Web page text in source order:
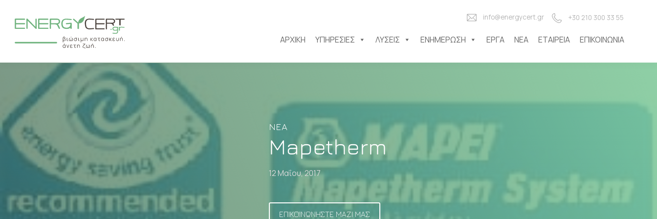
info@energycert.gr +30 210 300 33 55
ΑΡΧΙΚΉ ΥΠΗΡΕΣΊΕΣ ΛΎΣΕΙΣ ΕΝΗΜΈΡΩΣΗ ΈΡΓΑ ΝΈΑ ΕΤΑΙΡΕΊΑ ΕΠΙΚΟΙΝΩΝΊΑ
ΝΈΑ
Mapetherm
12 Μαΐου, 2017
ΕΠΙΚΟΙΝΩΝΗΣΤΕ ΜΑΖΙ ΜΑΣ